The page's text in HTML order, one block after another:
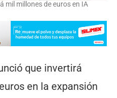
mil millones de euros en IA
que invertirá
en la expansión